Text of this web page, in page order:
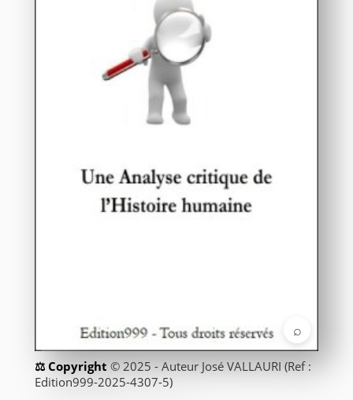
⌕
© 2025 - Auteur José VALLAURI (Ref :
Edition999-2025-4307-5)